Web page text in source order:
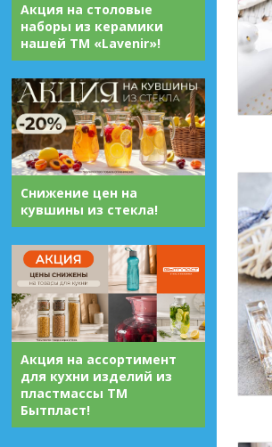
Акция на столовые
наборы из керамики
нашей ТМ «Lavenir»!
Снижение цен на
кувшины из стекла!
Акция на ассортимент
для кухни изделий из
пластмассы ТМ
Бытпласт!